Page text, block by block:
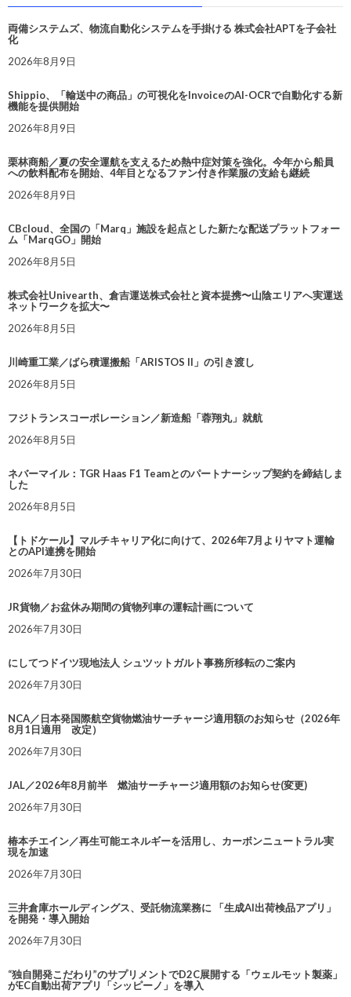
両備システムズ、物流自動化システムを手掛ける 株式会社APTを子会社
化
2026年8月9日
Shippio、「輸送中の商品」の可視化をInvoiceのAI-OCRで自動化する新
機能を提供開始
2026年8月9日
栗林商船／夏の安全運航を支えるため熱中症対策を強化。今年から船員
への飲料配布を開始、4年目となるファン付き作業服の支給も継続
2026年8月9日
CBcloud、全国の「Marq」施設を起点とした新たな配送プラットフォー
ム「MarqGO」開始
2026年8月5日
株式会社Univearth、倉吉運送株式会社と資本提携〜山陰エリアへ実運送
ネットワークを拡大〜
2026年8月5日
川崎重工業／ばら積運搬船「ARISTOS II」の引き渡し
2026年8月5日
フジトランスコーポレーション／新造船「蓉翔丸」就航
2026年8月5日
ネバーマイル：TGR Haas F1 Teamとのパートナーシップ契約を締結しま
した
2026年8月5日
【トドケール】マルチキャリア化に向けて、2026年7月よりヤマト運輸
とのAPI連携を開始
2026年7月30日
JR貨物／お盆休み期間の貨物列車の運転計画について
2026年7月30日
にしてつドイツ現地法人 シュツットガルト事務所移転のご案内
2026年7月30日
NCA／日本発国際航空貨物燃油サーチャージ適用額のお知らせ（2026年
8月1日適用 改定）
2026年7月30日
JAL／2026年8月前半 燃油サーチャージ適用額のお知らせ(変更)
2026年7月30日
椿本チエイン／再生可能エネルギーを活用し、カーボンニュートラル実
現を加速
2026年7月30日
三井倉庫ホールディングス、受託物流業務に 「生成AI出荷検品アプリ」
を開発・導入開始
2026年7月30日
“独自開発こだわり”のサプリメントでD2C展開する「ウェルモット製薬」
がEC自動出荷アプリ「シッピーノ」を導入